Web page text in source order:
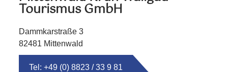
Tourismus GmbH
Dammkarstraße 3
82481 Mittenwald
Tel: +49 (0) 8823 / 33 9 81